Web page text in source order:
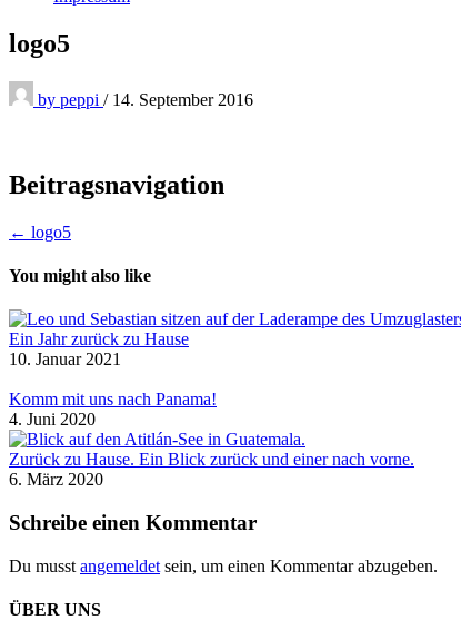
logo5
by peppi / 14. September 2016
Beitragsnavigation
← logo5
You might also like
Ein Jahr zurück zu Hause
10. Januar 2021
Komm mit uns nach Panama!
4. Juni 2020
Zurück zu Hause. Ein Blick zurück und einer nach vorne.
6. März 2020
Schreibe einen Kommentar
Du musst angemeldet sein, um einen Kommentar abzugeben.
ÜBER UNS